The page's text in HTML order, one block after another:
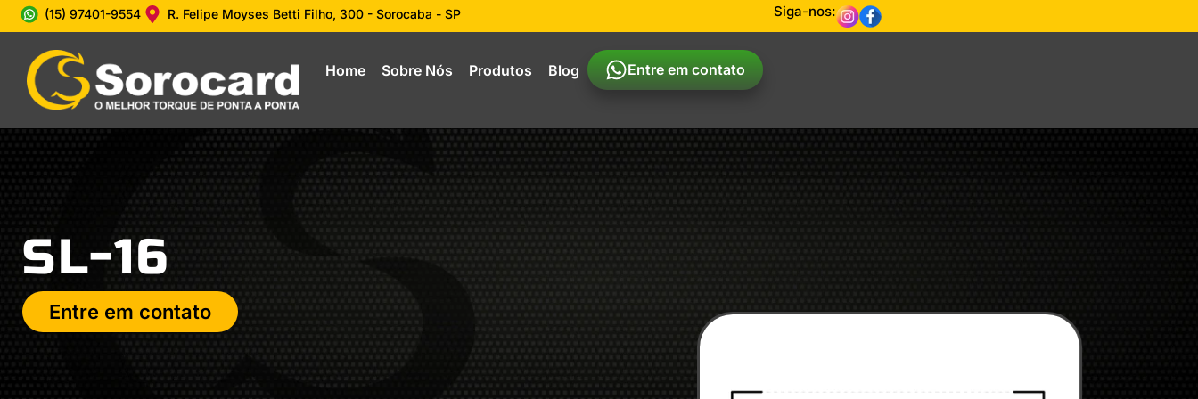
(15) 97401-9554 R. Felipe Moyses Betti Filho, 300 - Sorocaba - SP Siga-nos:
Home Sobre Nós Produtos Blog Entre em contato
SL-16
Entre em contato